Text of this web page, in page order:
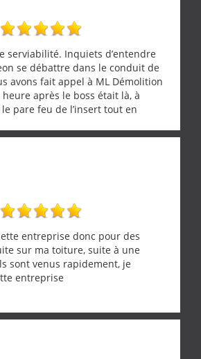
serviabilité. Inquiets d’entendre
se débattre dans le conduit de
avons fait appel à ML Démolition
après le boss était là, à
pare feu de l’insert tout en
ensuite patiemment occupé de
ce qu’il reprenne ses esprits et
Après quoi il a procédé au
insert avec dextérité et une
nous gratifiant également de
concernant d’autres sujets. Un
on souhaite en rencontrer.
merci à lui.
entreprise donc pour des
sur ma toiture, suite à une
sont venus rapidement, je
entreprise